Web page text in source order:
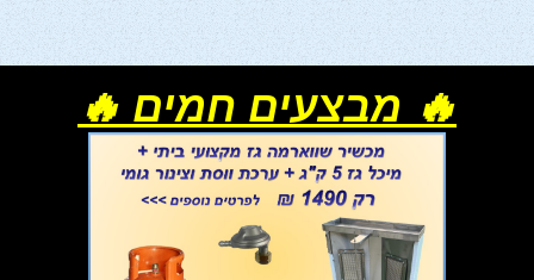
🔥 מבצעים חמים 🔥